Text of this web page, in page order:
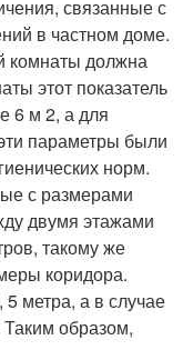
связанные с
в частном доме.
комнаты должна
этот показатель
6 м 2, а для
параметры были
норм.
с размерами
двумя этажами
такому же
коридора.
метра, а в случае
образом,